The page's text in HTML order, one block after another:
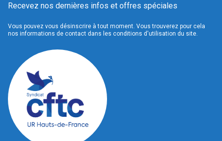
Recevez nos dernières infos et offres spéciales
Vous pouvez vous désinscrire à tout moment. Vous trouverez pour cela
nos informations de contact dans les conditions d'utilisation du site.